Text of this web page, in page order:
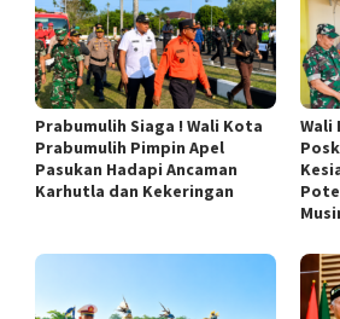
Prabumulih Siaga ! Wali Kota
Prabumulih Pimpin Apel
Pasukan Hadapi Ancaman
Karhutla dan Kekeringan
Wali